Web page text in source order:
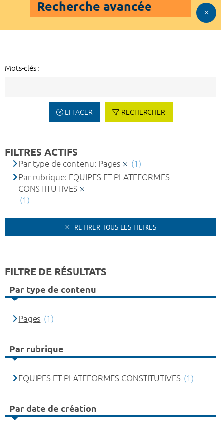
Recherche avancée
Mots-clés :
EFFACER RECHERCHER
FILTRES ACTIFS
Par type de contenu: Pages
(1)
Par rubrique: EQUIPES ET PLATEFORMES
CONSTITUTIVES
(1)
RETIRER TOUS LES FILTRES
FILTRE DE RÉSULTATS
Par type de contenu
Pages (1)
Par rubrique
EQUIPES ET PLATEFORMES CONSTITUTIVES (1)
Par date de création